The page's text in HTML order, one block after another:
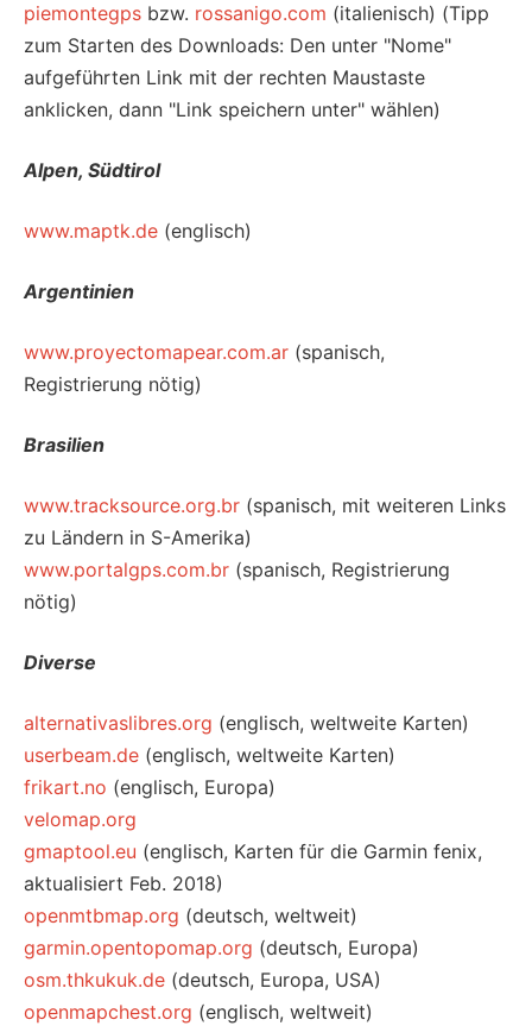
piemontegps bzw. rossanigo.com (italienisch) (Tipp
zum Starten des Downloads: Den unter "Nome"
aufgeführten Link mit der rechten Maustaste
anklicken, dann "Link speichern unter" wählen)
Alpen, Südtirol
www.maptk.de (englisch)
Argentinien
www.proyectomapear.com.ar (spanisch,
Registrierung nötig)
Brasilien
www.tracksource.org.br (spanisch, mit weiteren Links
zu Ländern in S-Amerika)
www.portalgps.com.br (spanisch, Registrierung
nötig)
Diverse
alternativaslibres.org (englisch, weltweite Karten)
userbeam.de (englisch, weltweite Karten)
frikart.no (englisch, Europa)
velomap.org
gmaptool.eu (englisch, Karten für die Garmin fenix,
aktualisiert Feb. 2018)
openmtbmap.org (deutsch, weltweit)
garmin.opentopomap.org (deutsch, Europa)
osm.thkukuk.de (deutsch, Europa, USA)
openmapchest.org (englisch, weltweit)